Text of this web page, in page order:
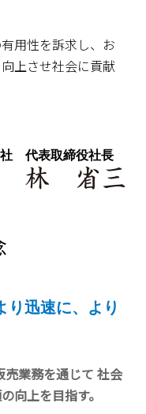
用性を訴求し、お
上させ社会に貢献
社代表取締役社長
り迅速に、より
業務を通じて 社会
向上を目指す。